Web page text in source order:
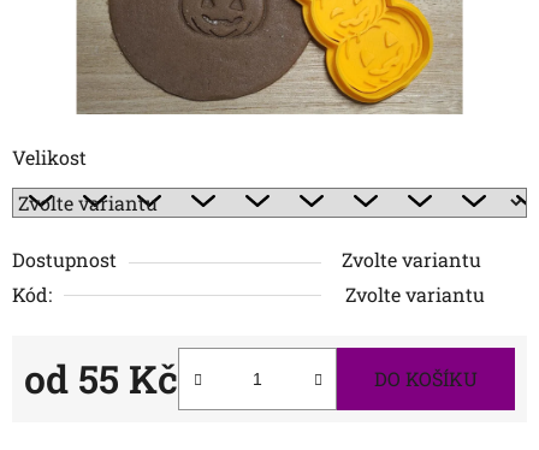
Velikost
Dostupnost
Zvolte variantu
Kód:
Zvolte variantu
od 55 Kč DO KOŠÍKU